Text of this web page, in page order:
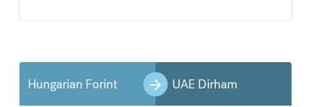
Hungarian Forint UAE Dirham